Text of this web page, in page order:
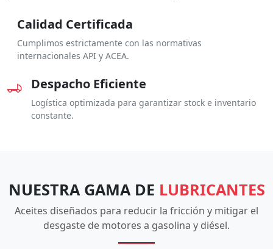
Calidad Certificada
Cumplimos estrictamente con las normativas
internacionales API y ACEA.
Despacho Eficiente
Logística optimizada para garantizar stock e inventario
constante.
NUESTRA GAMA DE LUBRICANTES
Aceites diseñados para reducir la fricción y mitigar el
desgaste de motores a gasolina y diésel.